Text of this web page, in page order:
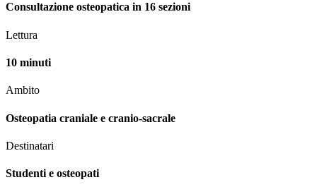
Consultazione osteopatica in 16 sezioni
Lettura
10 minuti
Ambito
Osteopatia craniale e cranio-sacrale
Destinatari
Studenti e osteopati